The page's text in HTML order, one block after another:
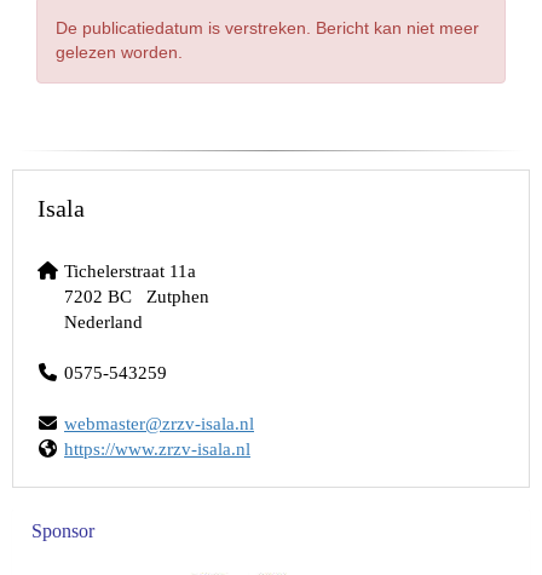
De publicatiedatum is verstreken. Bericht kan niet meer
gelezen worden.
Isala
Tichelerstraat 11a
7202 BC Zutphen
Nederland
0575-543259
retsambew@zrzv-isala.nl
https://www.zrzv-isala.nl
Sponsor